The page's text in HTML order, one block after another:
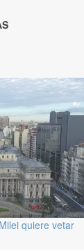
quiere vetar